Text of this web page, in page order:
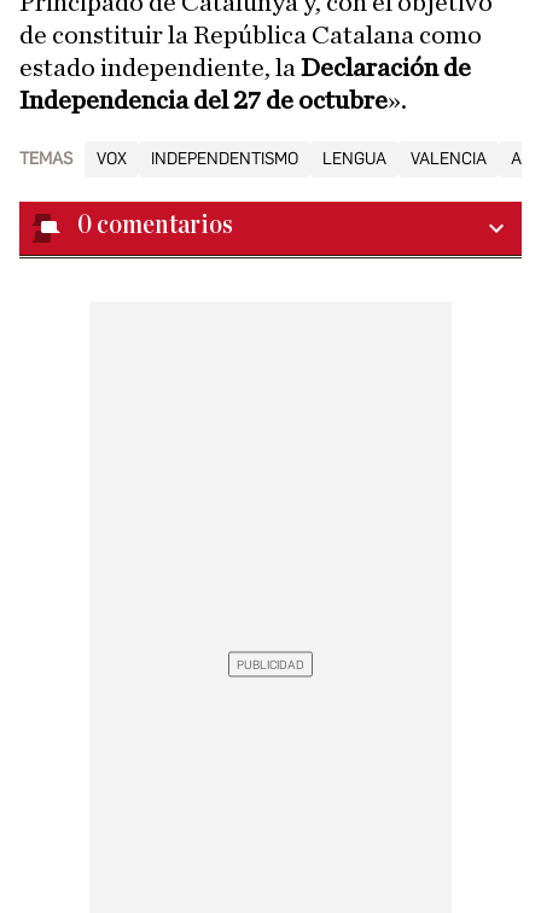
de constituir la República Catalana como
estado independiente, la Declaración de
Independencia del 27 de octubre».
TEMAS VOX INDEPENDENTISMO LENGUA VALENCIA
0 comentarios